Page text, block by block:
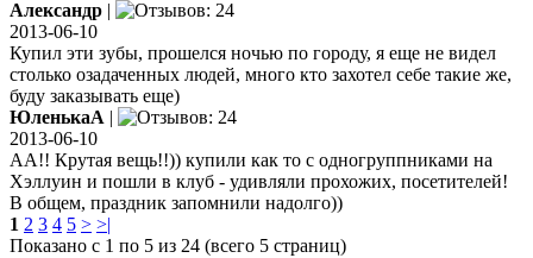
Александр |
2013-06-10
Купил эти зубы, прошелся ночью по городу, я еще не видел
столько озадаченных людей, много кто захотел себе такие же,
буду заказывать еще)
ЮленькаА |
2013-06-10
АА!! Крутая вещь!!)) купили как то с одногруппниками на
Хэллуин и пошли в клуб - удивляли прохожих, посетителей!
В общем, праздник запомнили надолго))
1 2 3 4 5 > >|
Показано с 1 по 5 из 24 (всего 5 страниц)